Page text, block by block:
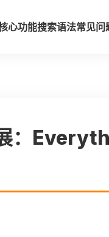
心功能搜索语法常见问
：